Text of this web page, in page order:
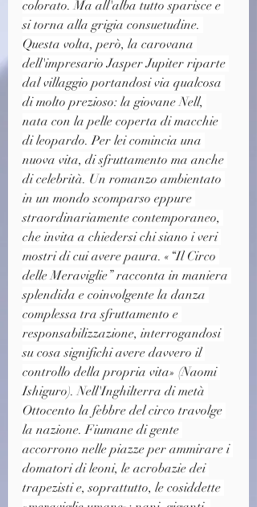
colorato. Ma all'alba tutto sparisce e
si torna alla grigia consuetudine.
Questa volta, però, la carovana
dell'impresario Jasper Jupiter riparte
dal villaggio portandosi via qualcosa
di molto prezioso: la giovane Nell,
nata con la pelle coperta di macchie
di leopardo. Per lei comincia una
nuova vita, di sfruttamento ma anche
di celebrità. Un romanzo ambientato
in un mondo scomparso eppure
straordinariamente contemporaneo,
che invita a chiedersi chi siano i veri
mostri di cui avere paura. «“Il Circo
delle Meraviglie” racconta in maniera
splendida e coinvolgente la danza
complessa tra sfruttamento e
responsabilizzazione, interrogandosi
su cosa significhi avere davvero il
controllo della propria vita» (Naomi
Ishiguro). Nell'Inghilterra di metà
Ottocento la febbre del circo travolge
la nazione. Fiumane di gente
accorrono nelle piazze per ammirare i
domatori di leoni, le acrobazie dei
trapezisti e, soprattutto, le cosiddette